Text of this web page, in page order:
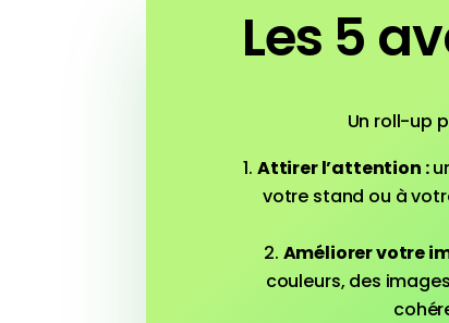
Les 5
Un roll-up
Attirer l’attention :
votre stand ou à
Améliorer votre
couleurs, des